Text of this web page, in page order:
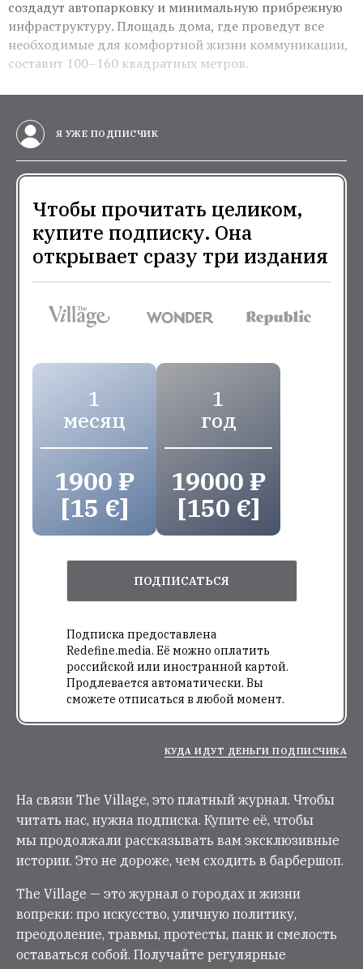
создадут автопарковку и минимальную прибрежную
инфраструктуру. Площадь дома, где проведут все
необходимые для комфортной жизни коммуникации,
составит 100–160 квадратных метров.
Я УЖЕ ПОДПИСЧИК
Чтобы прочитать целиком,
купите подписку. Она
открывает сразу три издания
1
месяц
1900 ₽
[15 €]
1
год
19000 ₽
[150 €]
ПОДПИСАТЬСЯ
Подписка предоставлена
Redefine.media. Её можно оплатить
российской или иностранной картой.
Продлевается автоматически. Вы
сможете отписаться в любой момент.
КУДА ИДУТ ДЕНЬГИ ПОДПИСЧИКА
На связи The Village, это платный журнал. Чтобы
читать нас, нужна подписка. Купите её, чтобы
мы продолжали рассказывать вам эксклюзивные
истории. Это не дороже, чем сходить в барбершоп.
The Village — это журнал о городах и жизни
вопреки: про искусство, уличную политику,
преодоление, травмы, протесты, панк и смелость
оставаться собой. Получайте регулярные